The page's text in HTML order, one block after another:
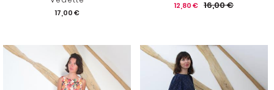
17,00 €
12,80 € 16,00 €